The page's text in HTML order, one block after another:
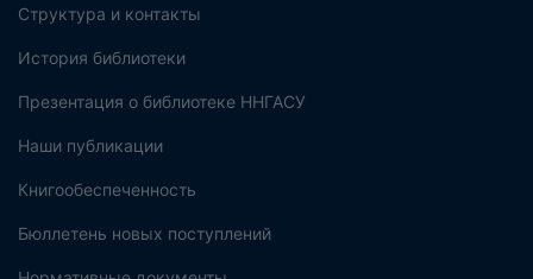
Структура и контакты
История библиотеки
Презентация о библиотеке ННГАСУ
Наши публикации
Книгообеспеченность
Бюллетень новых поступлений